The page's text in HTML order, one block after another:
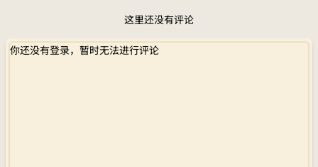
这里还没有评论
你还没有登录，暂时无法进行评论